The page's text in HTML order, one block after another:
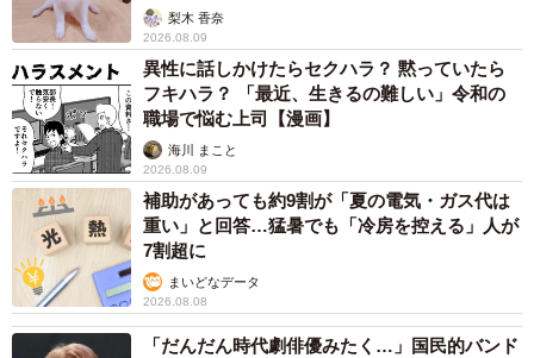
梨木 香奈
2026.08.09
異性に話しかけたらセクハラ？ 黙っていたら
フキハラ？ 「最近、生きるの難しい」令和の
職場で悩む上司【漫画】
海川 まこと
2026.08.09
補助があっても約9割が「夏の電気・ガス代は
重い」と回答…猛暑でも「冷房を控える」人が
7割超に
まいどなデータ
2026.08.08
「だんだん時代劇俳優みたく…」国民的バンド